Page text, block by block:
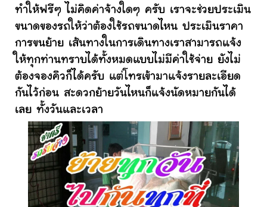
ทำให้ฟรีๆ ไม่คิดค่าจ้างใดๆ ครับ เราจะช่วยประเมิน
ขนาดของรถให้ว่าต้องใช้รถขนาดไหน ประเมินราคา
การขนย้าย เส้นทางในการเดินทางเราสามารถแจ้ง
ให้ทุกท่านทราบได้ทั้งหมดแบบไม่มีค่าใช้จ่าย ยังไม่
ต้องจองคิวก็ได้ครับ แต่โทรเข้ามาแจ้งรายละเอียด
กันไว้ก่อน สะดวกย้ายวันไหนก็แจ้งนัดหมายกันได้
เลย ทั้งวันและเวลา